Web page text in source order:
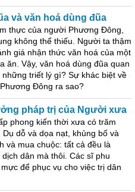
và văn hoá dùng đũa
thực của người Phương Đông,
không thể thiếu. Người ta thậm
giá nhận thức văn hoá của một
ăn. Vậy, văn hoá dùng đũa quan
triết lý gì? Sự khác biệt về
Đông ra sao?
pháp trị của Người xưa
phong kiến thời xưa có trăm
dỗ và dọa nạt, khủng bố và
và mua chuộc: tất cả đều là
dân mà thôi. Các sĩ phu
để phục vụ cho việc trị dân